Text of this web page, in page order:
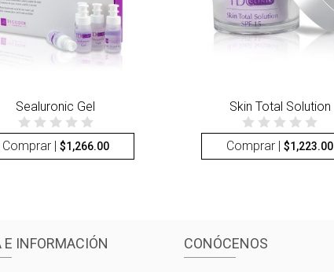
Sealuronic Gel
Comprar | $1,266.00
Skin Total Solution
Comprar |$1,223.00
E INFORMACIÓN CONÓCENOS